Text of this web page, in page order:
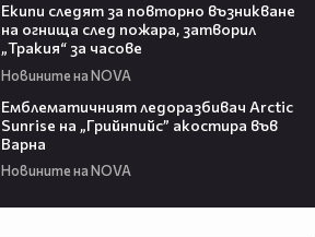
Екипи следят за повторно възникване
на огнища след пожара, затворил
„Тракия“ за часове
Новините на NOVA
Емблематичният ледоразбивач Arctic
Sunrise на „Грийнпийс” акостира във
Варна
Новините на NOVA